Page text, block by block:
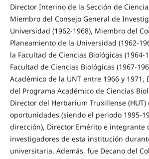
Director Interino de la Sección de
Miembro del Consejo General de
Universidad (1962-1968), Miembro del
Planeamiento de la Universidad (1962-
la Facultad de Ciencias Biológicas (1964-
Facultad de Ciencias Biológicas (1967-
Académico de la UNT entre 1966 y
del Programa Académico de Ciencias
Director del Herbarium Truxillense (HUT)
oportunidades (siendo el periodo 1995-
dirección), Director Emérito e integrante
investigadores de esta institución
universitaria. Además, fue Decano del